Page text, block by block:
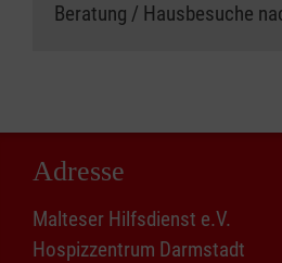
Beratung / Hausbesuche
Adresse
Malteser Hilfsdienst e.V.
Hospizzentrum Darmstadt